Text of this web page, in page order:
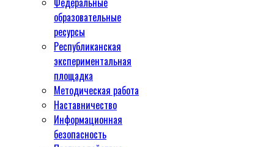
образовательные
ресурсы
Республиканская
экспериментальная
площадка
Методическая работа
Наставничество
Информационная
безопасность